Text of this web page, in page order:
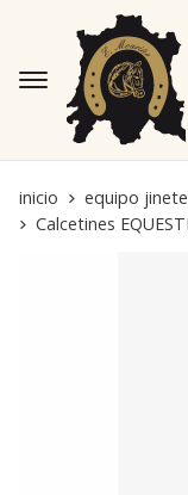
inicio equipo jinete